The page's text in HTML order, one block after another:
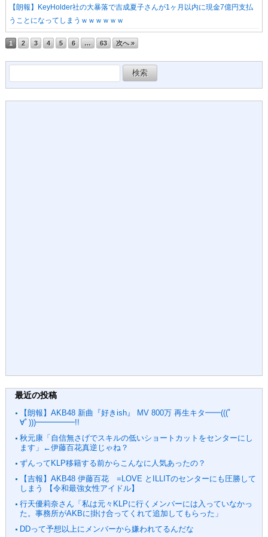
【朗報】KeyHolder社の大暴落で吉成夏子さんが1ヶ月以内に現金7億円支払
うことになってしまうｗｗｗｗｗｗ
1 2 3 4 5 6 … 63 次へ »
索:
最近の投稿
【朗報】AKB48 新曲『好きish』 MV 800万 再生キタ━━(((ﾟ
∀ﾟ)))━━━━━!!
秋元康「自信無さげでスキルの低いショートカットをセンターにし
ます」←伊藤百花真逆じゃね？
ずんってKLP移籍する前からこんなに人気あったの？
【吉報】AKB48 伊藤百花 =LOVE とILLITのセンターにも圧勝して
しまう 【令和最強女性アイドル】
行天優莉奈さん「私は元々KLPに行くメンバーには入っていなかっ
た。事務所がAKBに掛け合ってくれて追加してもらった」
DDって予想以上にメンバーから嫌われてるんだな